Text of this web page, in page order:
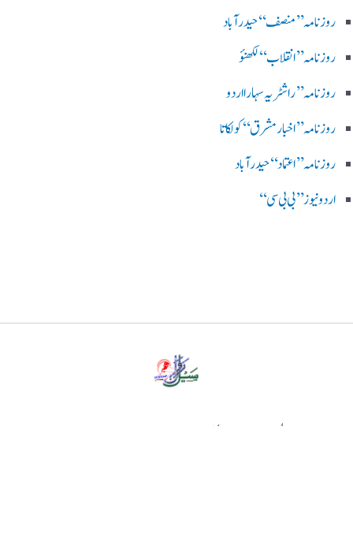
روزنامہ ’’ منصف‘‘ حیدر آباد
روزنامہ ’’ انقلاب‘‘ لکھنؤ
روز نامہ ’’راشٹریہ سہارا اردو
روزنامہ ’’اخبارمشرق‘‘ کولکاتا
روزنامہ ’’اعتماد‘‘ حیدرآباد
اردو نیوز ’’بی بی سی‘‘